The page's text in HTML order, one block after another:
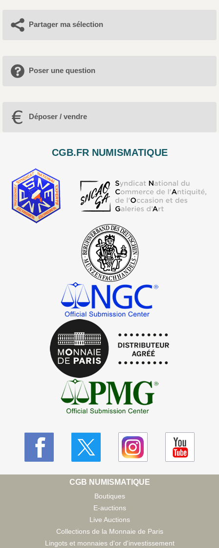
Partager ma sélection
Poser une question
Déposer / vendre
CGB.FR NUMISMATIQUE
CGB NUMISMATIQUE
Boutiques
E-auctions
Live Auctions
Collections de la Monnaie de Paris
Lingots et monnaies d'or d'investissement